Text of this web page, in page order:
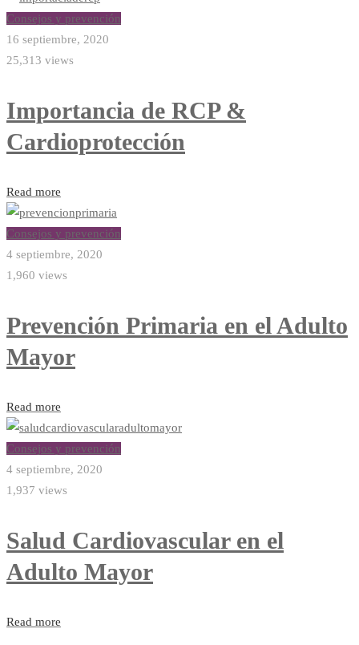
Consejos y prevención
16 septiembre, 2020
25,313 views
Importancia de RCP &
Cardioprotección
Read more
Consejos y prevención
4 septiembre, 2020
1,960 views
Prevención Primaria en el Adulto
Mayor
Read more
Consejos y prevención
4 septiembre, 2020
1,937 views
Salud Cardiovascular en el
Adulto Mayor
Read more